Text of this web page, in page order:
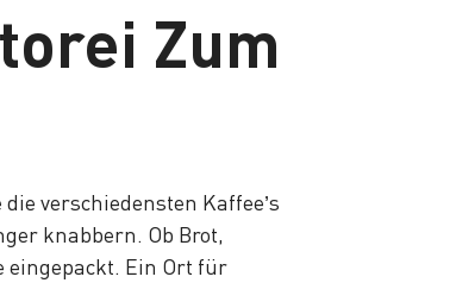
Zum
verschiedensten Kaffee’s
knabbern. Ob Brot,
eingepackt. Ein Ort für